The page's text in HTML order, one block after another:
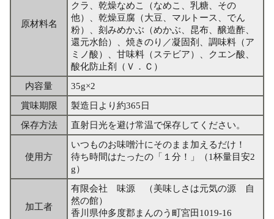
原材料名
クラ、乾燥なめこ（なめこ、乳糖、その
他）、乾燥豆腐（大豆、マルトース、でん
粉）、刻みめかぶ（めかぶ、昆布、醸造酢、
還元水飴）、焼きのり／凝固剤、調味料（ア
ミノ酸）、甘味料（ステビア）、クエン酸、
酸化防止剤（Ｖ．Ｃ）
内容量
35g×2
賞味期限
製造日より約365日
保存方法
直射日光を避け常温で保存してください。
使用方
いつものお味噌汁にそのまま加えるだけ！
待ち時間はたったの「１分！」（1杯量目安2
g）
加工者
有限会社 味源 （美味しさは元気の源 自
然の館）
香川県仲多度郡まんのう町宮田1019-16